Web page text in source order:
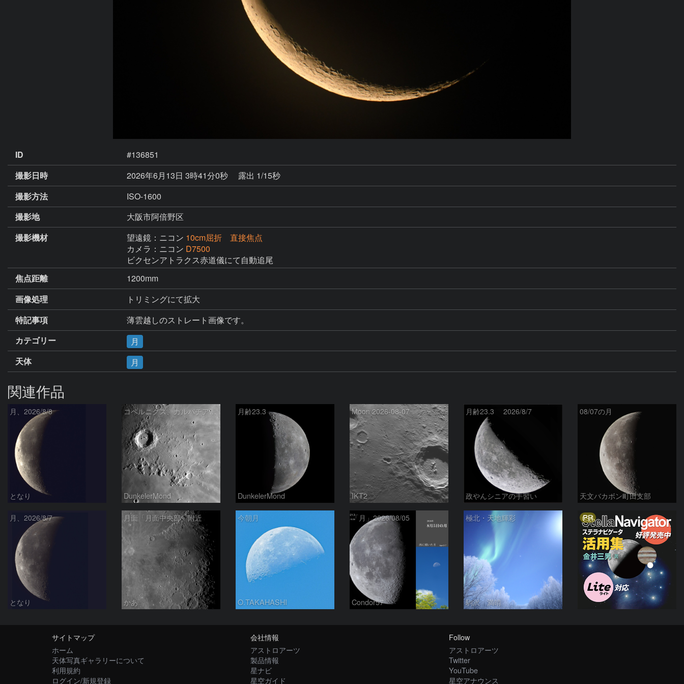
ID
#136851
撮影日時
2026年6月13日 3時41分0秒
露出 1/15秒
撮影方法
ISO-1600
撮影地
大阪市阿倍野区
撮影機材
望遠鏡：ニコン 10cm屈折 直接焦点
カメラ：ニコン D7500
ビクセンアトラクス赤道儀にて自動追尾
焦点距離
1200mm
画像処理
トリミングにて拡大
特記事項
薄雲越しのストレート画像です。
カテゴリー
月
天体
月
関連作品
月、2026/8/8
となり
コペルニクス、カルパチア山脈付近
DunkelerMond
月齢23.3
DunkelerMond
Moon 2026-08-07
IKT2
月齢23.3 2026/8/7
政やんシニアの手習い
08/07の月
天文バカボン町田支部
月、2026/8/7
となり
月面「月面中央部」附近
かあ
今朝月
O.TAKAHASHI
「月」2026/08/05
Condor57
極北・天地輝彩
駒沢 満晴
PR
サイトマップ
ホーム
天体写真ギャラリーについて
利用規約
ログイン/新規登録
会社情報
アストロアーツ
製品情報
星ナビ
星空ガイド
Follow
アストロアーツ
Twitter
YouTube
星空アナウンス